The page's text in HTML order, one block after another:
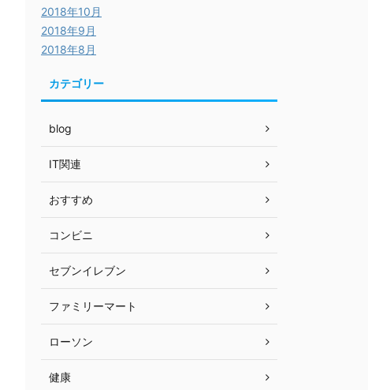
2018年10月
2018年9月
2018年8月
カテゴリー
blog
IT関連
おすすめ
コンビニ
セブンイレブン
ファミリーマート
ローソン
健康